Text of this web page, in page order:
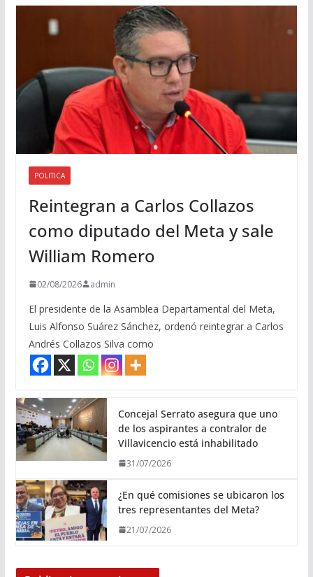
POLITICA
Reintegran a Carlos Collazos
como diputado del Meta y sale
William Romero
02/08/2026 admin
El presidente de la Asamblea Departamental del Meta,
Luis Alfonso Suárez Sánchez, ordenó reintegrar a Carlos
Andrés Collazos Silva como
Concejal Serrato asegura que uno
de los aspirantes a contralor de
Villavicencio está inhabilitado
31/07/2026
¿En qué comisiones se ubicaron los
tres representantes del Meta?
21/07/2026